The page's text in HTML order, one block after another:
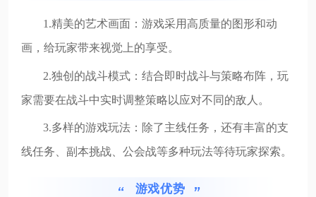
1.精美的艺术画面：游戏采用高质量的图形和动
画，给玩家带来视觉上的享受。
2.独创的战斗模式：结合即时战斗与策略布阵，玩
家需要在战斗中实时调整策略以应对不同的敌人。
3.多样的游戏玩法：除了主线任务，还有丰富的支
线任务、副本挑战、公会战等多种玩法等待玩家探索。
游戏优势